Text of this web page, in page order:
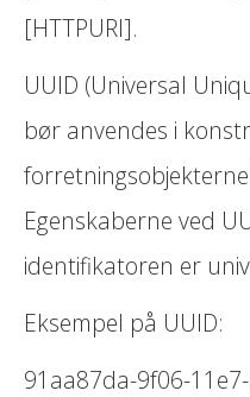
[HTTPURI].
UUID (Universal
bør anvendes i
Egenskaberne ved
identifikatoren er
Eksempel på UUID:
91aa87da-9f06-